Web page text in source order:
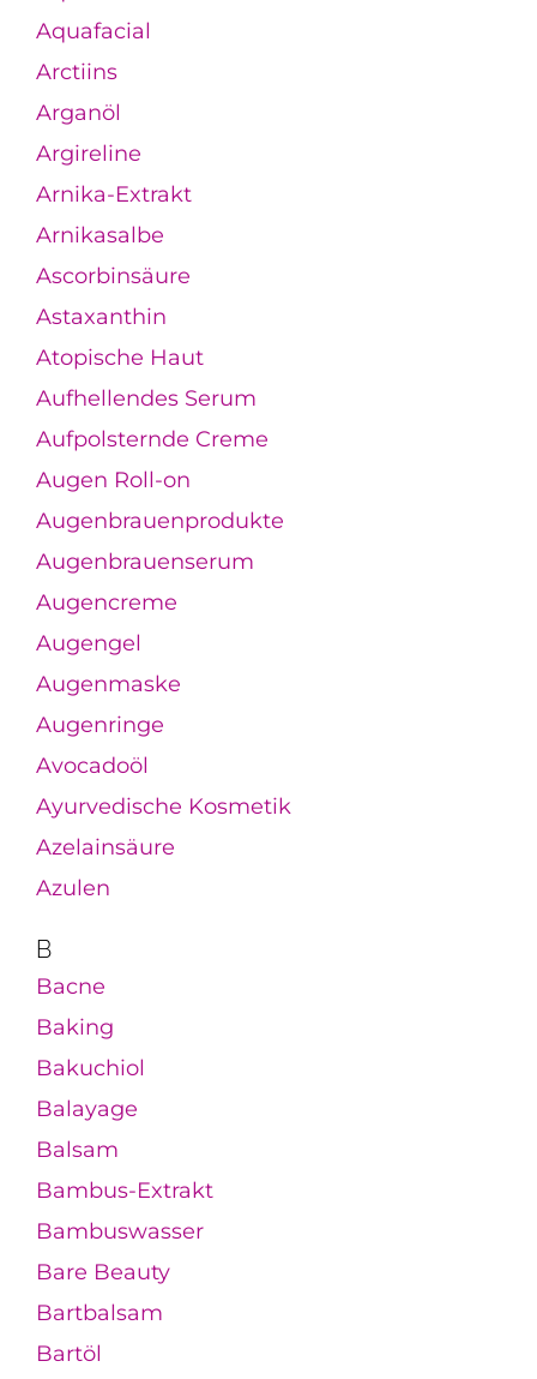
Aquafacial
Arctiins
Arganöl
Argireline
Arnika-Extrakt
Arnikasalbe
Ascorbinsäure
Astaxanthin
Atopische Haut
Aufhellendes Serum
Aufpolsternde Creme
Augen Roll-on
Augenbrauenprodukte
Augenbrauenserum
Augencreme
Augengel
Augenmaske
Augenringe
Avocadoöl
Ayurvedische Kosmetik
Azelainsäure
Azulen
B
Bacne
Baking
Bakuchiol
Balayage
Balsam
Bambus-Extrakt
Bambuswasser
Bare Beauty
Bartbalsam
Bartöl